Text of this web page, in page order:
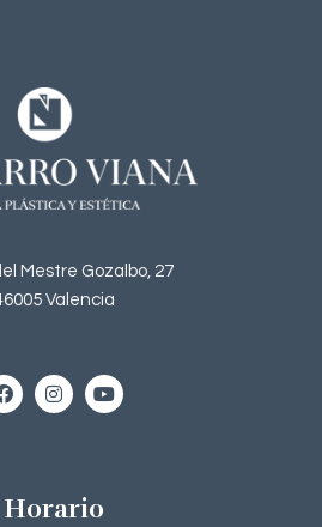
Mestre Gozalbo, 27
Valencia
Horario